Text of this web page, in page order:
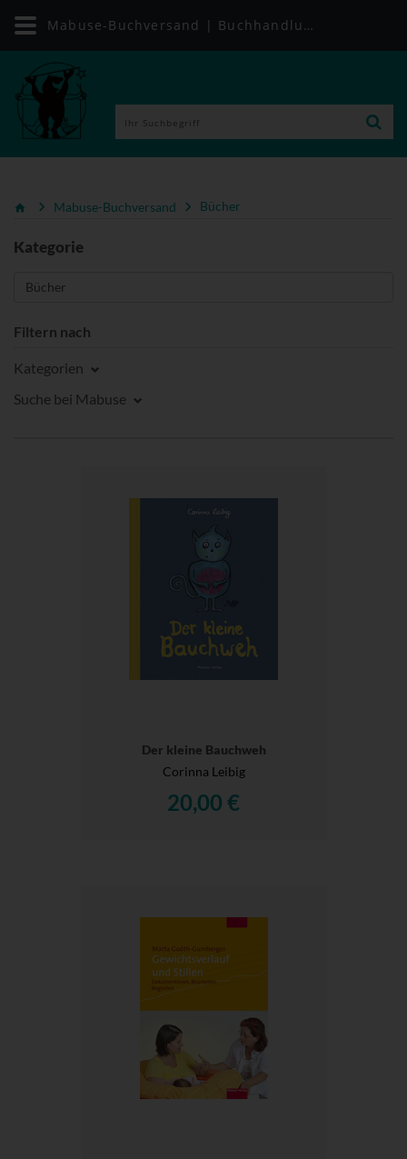
Mabuse-Buchversand Bücher
Kategorie
Filtern nach
Kategorien
Suche bei Mabuse
Der kleine Bauchweh
Corinna Leibig
20,00 €
Mabuse-Buchversand | Buchhandlung für alle Gesundheitsthemen